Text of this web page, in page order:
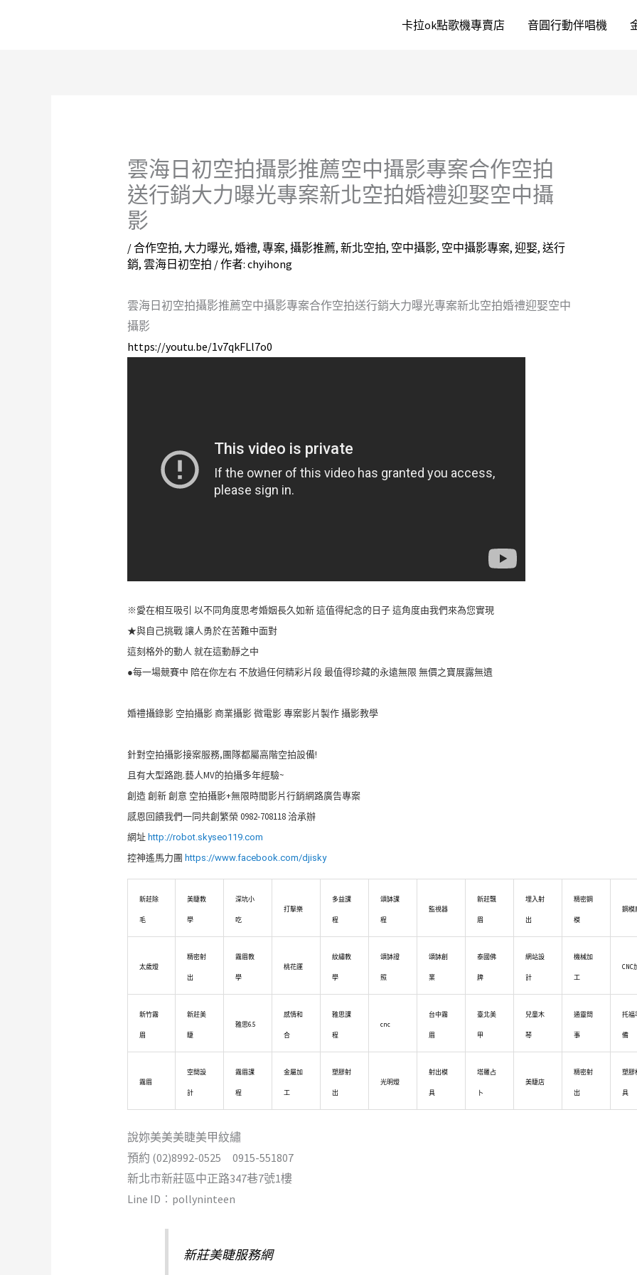
卡拉ok點歌機專賣店 音圓行動伴唱機
雲海日初空拍攝影推薦空中攝影專案合作空拍
送行銷大力曝光專案新北空拍婚禮迎娶空中攝
影
/合作空拍, 大力曝光, 婚禮, 專案, 攝影推薦, 新北空拍, 空中攝影, 空中攝影專案, 迎娶, 送行
銷, 雲海日初空拍 / 作者: chyihong
雲海日初空拍攝影推薦空中攝影專案合作空拍送行銷大力曝光專案新北空拍婚禮迎娶空中
攝影
https://youtu.be/1v7qkFLl7o0
※愛在相互吸引 以不同角度思考婚姻長久如新 這值得紀念的日子 這角度由我們來為您實現
★與自己挑戰 讓人勇於在苦難中面對
這刻格外的動人 就在這動靜之中
●每一場競賽中 陪在你左右 不放過任何精彩片段 最值得珍藏的永遠無限 無價之寶展露無遺
婚禮攝錄影 空拍攝影 商業攝影 微電影 專案影片製作 攝影教學
針對空拍攝影接案服務,團隊都屬高階空拍設備!
且有大型路跑.藝人MV的拍攝多年經驗~
創造 創新 創意 空拍攝影+無限時間影片行銷網路廣告專案
感恩回饋我們一同共創繁榮 0982-708118 洽承辦
網址 http://robot.skyseo119.com
控神遙馬力團 https://www.facebook.com/djisky
新莊除
毛
美睫教
學
深坑小
吃
打擊樂
多益課
程
頌缽課
程
監視器
新莊飄
眉
埋入射
出
精密鋼
模
鋼模
太歲燈
精密射
出
霧眉教
學
桃花運
紋繡教
學
頌缽證
照
頌缽創
業
泰國佛
牌
網站設
計
機械加
工
CNC
新竹霧
眉
新莊美
睫
雅思6.5
感情和
合
雅思課
程
cnc
台中霧
眉
臺北美
甲
兒童木
琴
通靈問
事
托福
備
霧眉
空間設
計
霧眉課
程
金屬加
工
塑膠射
出
光明燈
射出模
具
塔羅占
卜
美睫店
精密射
出
塑膠
具
說妳美美美睫美甲紋繡
預約 (02)8992-0525 0915-551807
新北市新莊區中正路347巷7號1樓
Line ID︰pollyninteen
新莊美睫服務網